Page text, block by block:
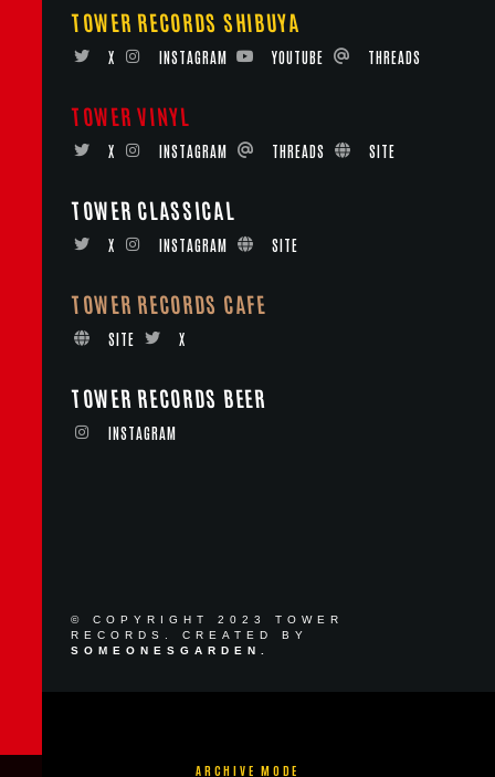
ARCHIVE MODE
TOWER RECORDS SHIBUYA
X INSTAGRAM YOUTUBE THREADS
TOWER VINYL
X INSTAGRAM THREADS SITE
TOWER CLASSICAL
X INSTAGRAM SITE
TOWER RECORDS CAFE
SITE X
TOWER RECORDS BEER
INSTAGRAM
© COPYRIGHT 2023 TOWER
RECORDS. CREATED BY
SOMEONESGARDEN.